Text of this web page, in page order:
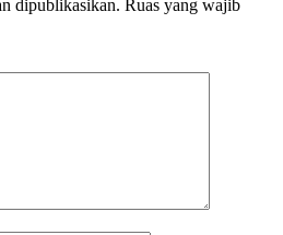
dipublikasikan. Ruas yang wajib